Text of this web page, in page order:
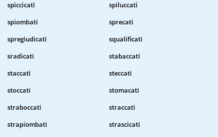
spiccicati
spiluccati
spiombati
sprecati
spregiudicati
squalificati
sradicati
stabaccati
staccati
steccati
stoccati
stomacati
straboccati
straccati
strapiombati
strascicati